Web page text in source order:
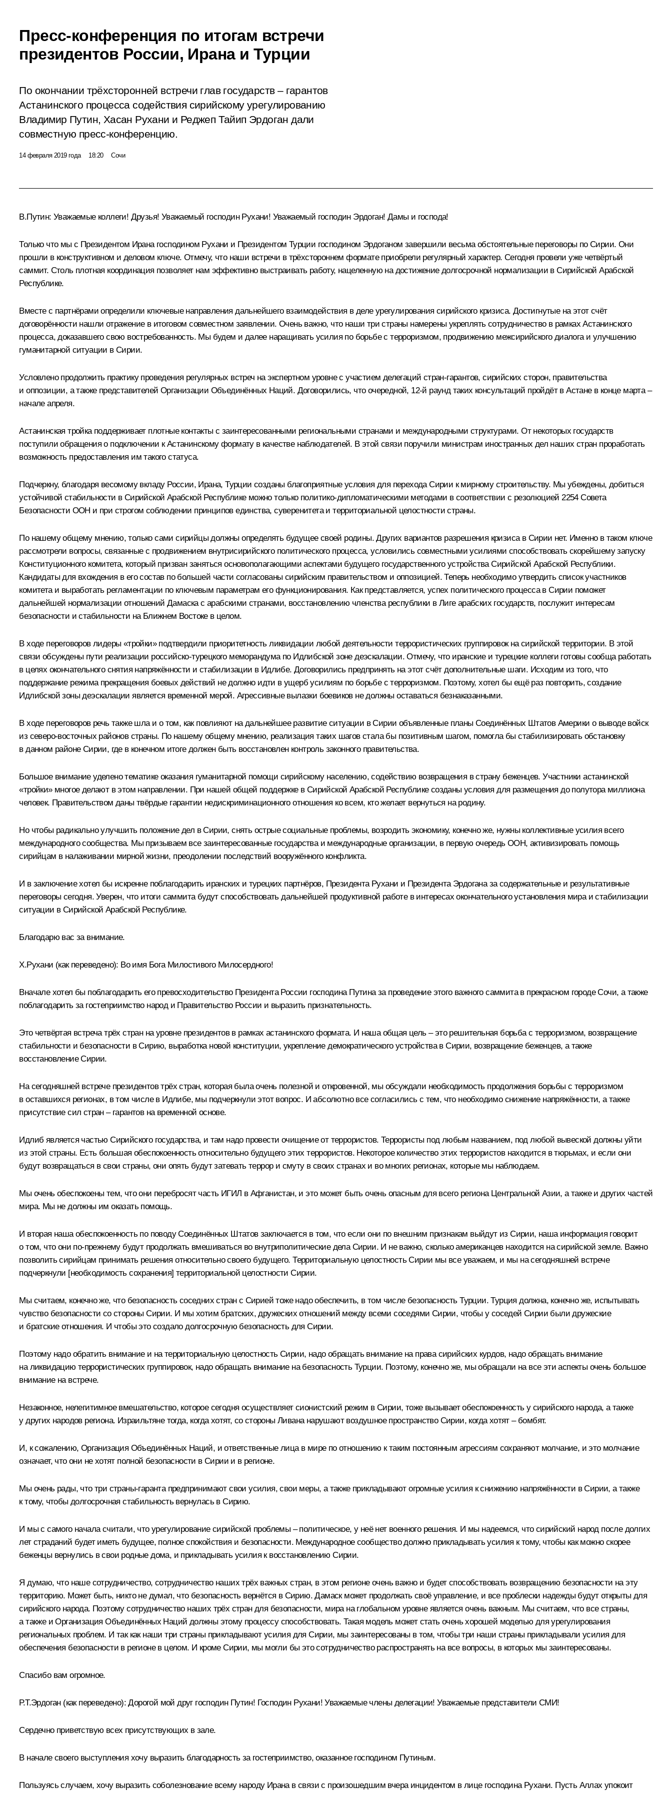
Пресс-конференция по итогам встречи
президентов России, Ирана и Турции
По окончании трёхсторонней встречи глав государств – гарантов
Астанинского процесса содействия сирийскому урегулированию
Владимир Путин, Хасан Рухани и Реджеп Тайип Эрдоган дали
совместную пресс-конференцию.
14 февраля 2019 года 18:20 Сочи
В.Путин: Уважаемые коллеги! Друзья! Уважаемый господин Рухани! Уважаемый господин Эрдоган! Дамы и господа!
Только что мы с Президентом Ирана господином Рухани и Президентом Турции господином Эрдоганом завершили весьма обстоятельные переговоры по Сирии. Они
прошли в конструктивном и деловом ключе. Отмечу, что наши встречи в трёхстороннем формате приобрели регулярный характер. Сегодня провели уже четвёртый
саммит. Столь плотная координация позволяет нам эффективно выстраивать работу, нацеленную на достижение долгосрочной нормализации в Сирийской Арабской
Республике.
Вместе с партнёрами определили ключевые направления дальнейшего взаимодействия в деле урегулирования сирийского кризиса. Достигнутые на этот счёт
договорённости нашли отражение в итоговом совместном заявлении. Очень важно, что наши три страны намерены укреплять сотрудничество в рамках Астанинского
процесса, доказавшего свою востребованность. Мы будем и далее наращивать усилия по борьбе с терроризмом, продвижению межсирийского диалога и улучшению
гуманитарной ситуации в Сирии.
Условлено продолжить практику проведения регулярных встреч на экспертном уровне с участием делегаций стран-гарантов, сирийских сторон, правительства
и оппозиции, а также представителей Организации Объединённых Наций. Договорились, что очередной, 12-й раунд таких консультаций пройдёт в Астане в конце марта –
начале апреля.
Астанинская тройка поддерживает плотные контакты с заинтересованными региональными странами и международными структурами. От некоторых государств
поступили обращения о подключении к Астанинскому формату в качестве наблюдателей. В этой связи поручили министрам иностранных дел наших стран проработать
возможность предоставления им такого статуса.
Подчеркну, благодаря весомому вкладу России, Ирана, Турции созданы благоприятные условия для перехода Сирии к мирному строительству. Мы убеждены, добиться
устойчивой стабильности в Сирийской Арабской Республике можно только политико-дипломатическими методами в соответствии с резолюцией 2254 Совета
Безопасности ООН и при строгом соблюдении принципов единства, суверенитета и территориальной целостности страны.
По нашему общему мнению, только сами сирийцы должны определять будущее своей родины. Других вариантов разрешения кризиса в Сирии нет. Именно в таком ключе
рассмотрели вопросы, связанные с продвижением внутрисирийского политического процесса, условились совместными усилиями способствовать скорейшему запуску
Конституционного комитета, который призван заняться основополагающими аспектами будущего государственного устройства Сирийской Арабской Республики.
Кандидаты для вхождения в его состав по большей части согласованы сирийским правительством и оппозицией. Теперь необходимо утвердить список участников
комитета и выработать регламентации по ключевым параметрам его функционирования. Как представляется, успех политического процесса в Сирии поможет
дальнейшей нормализации отношений Дамаска с арабскими странами, восстановлению членства республики в Лиге арабских государств, послужит интересам
безопасности и стабильности на Ближнем Востоке в целом.
В ходе переговоров лидеры «тройки» подтвердили приоритетность ликвидации любой деятельности террористических группировок на сирийской территории. В этой
связи обсуждены пути реализации российско-турецкого меморандума по Идлибской зоне деэскалации. Отмечу, что иранские и турецкие коллеги готовы сообща работать
в целях окончательного снятия напряжённости и стабилизации в Идлибе. Договорились предпринять на этот счёт дополнительные шаги. Исходим из того, что
поддержание режима прекращения боевых действий не должно идти в ущерб усилиям по борьбе с терроризмом. Поэтому, хотел бы ещё раз повторить, создание
Идлибской зоны деэскалации является временной мерой. Агрессивные вылазки боевиков не должны оставаться безнаказанными.
В ходе переговоров речь также шла и о том, как повлияют на дальнейшее развитие ситуации в Сирии объявленные планы Соединённых Штатов Америки о выводе войск
из северо-восточных районов страны. По нашему общему мнению, реализация таких шагов стала бы позитивным шагом, помогла бы стабилизировать обстановку
в данном районе Сирии, где в конечном итоге должен быть восстановлен контроль законного правительства.
Большое внимание уделено тематике оказания гуманитарной помощи сирийскому населению, содействию возвращения в страну беженцев. Участники астанинской
«тройки» многое делают в этом направлении. При нашей общей поддержке в Сирийской Арабской Республике созданы условия для размещения до полутора миллиона
человек. Правительством даны твёрдые гарантии недискриминационного отношения ко всем, кто желает вернуться на родину.
Но чтобы радикально улучшить положение дел в Сирии, снять острые социальные проблемы, возродить экономику, конечно же, нужны коллективные усилия всего
международного сообщества. Мы призываем все заинтересованные государства и международные организации, в первую очередь ООН, активизировать помощь
сирийцам в налаживании мирной жизни, преодолении последствий вооружённого конфликта.
И в заключение хотел бы искренне поблагодарить иранских и турецких партнёров, Президента Рухани и Президента Эрдогана за содержательные и результативные
переговоры сегодня. Уверен, что итоги саммита будут способствовать дальнейшей продуктивной работе в интересах окончательного установления мира и стабилизации
ситуации в Сирийской Арабской Республике.
Благодарю вас за внимание.
Х.Рухани (как переведено): Во имя Бога Милостивого Милосердного!
Вначале хотел бы поблагодарить его превосходительство Президента России господина Путина за проведение этого важного саммита в прекрасном городе Сочи, а также
поблагодарить за гостеприимство народ и Правительство России и выразить признательность.
Это четвёртая встреча трёх стран на уровне президентов в рамках астанинского формата. И наша общая цель – это решительная борьба с терроризмом, возвращение
стабильности и безопасности в Сирию, выработка новой конституции, укрепление демократического устройства в Сирии, возвращение беженцев, а также
восстановление Сирии.
На сегодняшней встрече президентов трёх стран, которая была очень полезной и откровенной, мы обсуждали необходимость продолжения борьбы с терроризмом
в оставшихся регионах, в том числе в Идлибе, мы подчеркнули этот вопрос. И абсолютно все согласились с тем, что необходимо снижение напряжённости, а также
присутствие сил стран – гарантов на временной основе.
Идлиб является частью Сирийского государства, и там надо провести очищение от террористов. Террористы под любым названием, под любой вывеской должны уйти
из этой страны. Есть большая обеспокоенность относительно будущего этих террористов. Некоторое количество этих террористов находится в тюрьмах, и если они
будут возвращаться в свои страны, они опять будут затевать террор и смуту в своих странах и во многих регионах, которые мы наблюдаем.
Мы очень обеспокоены тем, что они перебросят часть ИГИЛ в Афганистан, и это может быть очень опасным для всего региона Центральной Азии, а также и других частей
мира. Мы не должны им оказать помощь.
И вторая наша обеспокоенность по поводу Соединённых Штатов заключается в том, что если они по внешним признакам выйдут из Сирии, наша информация говорит
о том, что они по‑прежнему будут продолжать вмешиваться во внутриполитические дела Сирии. И не важно, сколько американцев находится на сирийской земле. Важно
позволить сирийцам принимать решения относительно своего будущего. Территориальную целостность Сирии мы все уважаем, и мы на сегодняшней встрече
подчеркнули [необходимость сохранения] территориальной целостности Сирии.
Мы считаем, конечно же, что безопасность соседних стран с Сирией тоже надо обеспечить, в том числе безопасность Турции. Турция должна, конечно же, испытывать
чувство безопасности со стороны Сирии. И мы хотим братских, дружеских отношений между всеми соседями Сирии, чтобы у соседей Сирии были дружеские
и братские отношения. И чтобы это создало долгосрочную безопасность для Сирии.
Поэтому надо обратить внимание и на территориальную целостность Сирии, надо обращать внимание на права сирийских курдов, надо обращать внимание
на ликвидацию террористических группировок, надо обращать внимание на безопасность Турции. Поэтому, конечно же, мы обращали на все эти аспекты очень большое
внимание на встрече.
Незаконное, нелегитимное вмешательство, которое сегодня осуществляет сионистский режим в Сирии, тоже вызывает обеспокоенность у сирийского народа, а также
у других народов региона. Израильтяне тогда, когда хотят, со стороны Ливана нарушают воздушное пространство Сирии, когда хотят – бомбят.
И, к сожалению, Организация Объединённых Наций, и ответственные лица в мире по отношению к таким постоянным агрессиям сохраняют молчание, и это молчание
означает, что они не хотят полной безопасности в Сирии и в регионе.
Мы очень рады, что три страны-гаранта предпринимают свои усилия, свои меры, а также прикладывают огромные усилия к снижению напряжённости в Сирии, а также
к тому, чтобы долгосрочная стабильность вернулась в Сирию.
И мы с самого начала считали, что урегулирование сирийской проблемы – политическое, у неё нет военного решения. И мы надеемся, что сирийский народ после долгих
лет страданий будет иметь будущее, полное спокойствия и безопасности. Международное сообщество должно прикладывать усилия к тому, чтобы как можно скорее
беженцы вернулись в свои родные дома, и прикладывать усилия к восстановлению Сирии.
Я думаю, что наше сотрудничество, сотрудничество наших трёх важных стран, в этом регионе очень важно и будет способствовать возвращению безопасности на эту
территорию. Может быть, никто не думал, что безопасность вернётся в Сирию. Дамаск может продолжать своё управление, и все проблески надежды будут открыты для
сирийского народа. Поэтому сотрудничество наших трёх стран для безопасности, мира на глобальном уровне является очень важным. Мы считаем, что все страны,
а также и Организация Объединённых Наций должны этому процессу способствовать. Такая модель может стать очень хорошей моделью для урегулирования
региональных проблем. И так как наши три страны прикладывают усилия для Сирии, мы заинтересованы в том, чтобы три наши страны прикладывали усилия для
обеспечения безопасности в регионе в целом. И кроме Сирии, мы могли бы это сотрудничество распространять на все вопросы, в которых мы заинтересованы.
Спасибо вам огромное.
Р.Т.Эрдоган (как переведено): Дорогой мой друг господин Путин! Господин Рухани! Уважаемые члены делегации! Уважаемые представители СМИ!
Сердечно приветствую всех присутствующих в зале.
В начале своего выступления хочу выразить благодарность за гостеприимство, оказанное господином Путиным.
Пользуясь случаем, хочу выразить соболезнование всему народу Ирана в связи с произошедшим вчера инцидентом в лице господина Рухани. Пусть Аллах упокоит